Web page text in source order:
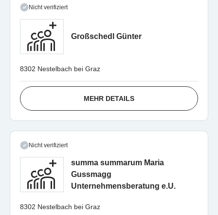
Nicht verifiziert
Großschedl Günter
8302 Nestelbach bei Graz
MEHR DETAILS
Nicht verifiziert
summa summarum Maria
Gussmagg
Unternehmensberatung e.U.
8302 Nestelbach bei Graz